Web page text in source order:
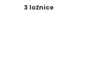
3 ložnice